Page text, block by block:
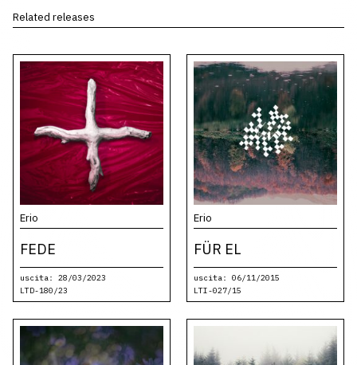
Related releases
Erio
FEDE
uscita: 28/03/2023
LTD-180/23
Erio
FÜR EL
uscita: 06/11/2015
LTI-027/15